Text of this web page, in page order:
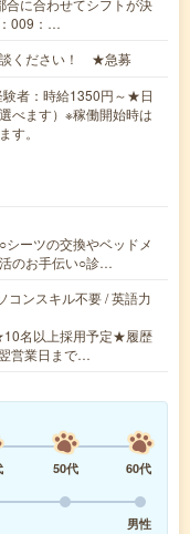
に合わせてシフトが決
009：…
談ください！ ★急募
者：時給1350円～★日
べます）※稼働開始時は
す。
ーツの交換やベッドメ
のお手伝い○診…
コンスキル不要 / 英語力
名以上採用予定★履歴
営業日まで…
50代
60代
男性